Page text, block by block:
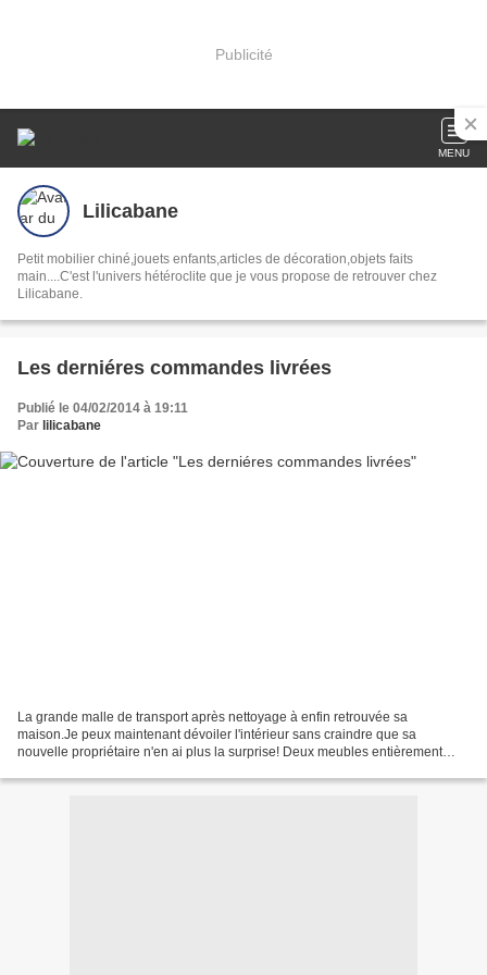
Publicité
MENU
Lilicabane
Petit mobilier chiné,jouets enfants,articles de décoration,objets faits
main....C'est l'univers hétéroclite que je vous propose de retrouver chez
Lilicabane.
Les derniéres commandes livrées
Publié le 04/02/2014 à 19:11
Par lilicabane
La grande malle de transport après nettoyage à enfin retrouvée sa
maison.Je peux maintenant dévoiler l'intérieur sans craindre que sa
nouvelle propriétaire n'en ai plus la surprise! Deux meubles entièrement